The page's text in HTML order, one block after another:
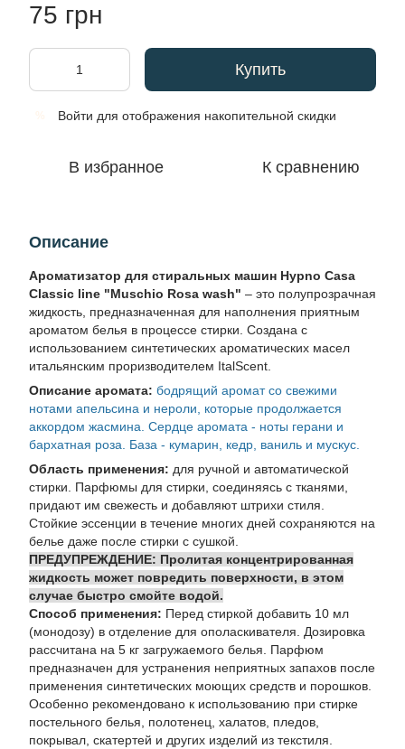
75 грн
Купить
Войти для отображения накопительной скидки
В избранное К сравнению
Описание
Ароматизатор для стиральных машин Hypno Casa
Classic line "Muschio Rosa wash" – это полупрозрачная
жидкость, предназначенная для наполнения приятным
ароматом белья в процессе стирки. Создана с
использованием синтетических ароматических масел
итальянским проризводителем ItalScent.
Описание аромата: бодрящий аромат со свежими
нотами апельсина и нероли, которые продолжается
аккордом жасмина. Сердце аромата - ноты герани и
бархатная роза. База - кумарин, кедр, ваниль и мускус.
Область применения: для ручной и автоматической
стирки. Парфюмы для стирки, соединяясь с тканями,
придают им свежесть и добавляют штрихи стиля.
Стойкие эссенции в течение многих дней сохраняются на
белье даже после стирки с сушкой.
ПРЕДУПРЕЖДЕНИЕ: Пролитая концентрированная
жидкость может повредить поверхности, в этом
случае быстро смойте водой.
Способ применения: Перед стиркой добавить 10 мл
(монодозу) в отделение для ополаскивателя. Дозировка
рассчитана на 5 кг загружаемого белья. Парфюм
предназначен для устранения неприятных запахов после
применения синтетических моющих средств и порошков.
Особенно рекомендовано к использованию при стирке
постельного белья, полотенец, халатов, пледов,
покрывал, скатертей и других изделий из текстиля.